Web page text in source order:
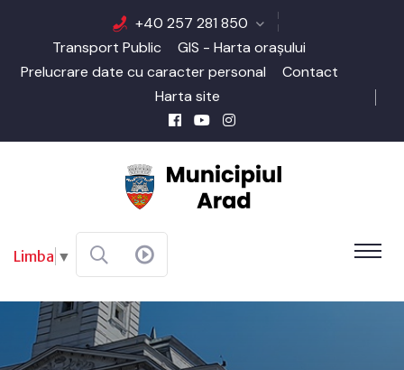
+40 257 281 850
Transport Public
GIS - Harta orașului
Prelucrare date cu caracter personal
Contact
Harta site
Limba ▼